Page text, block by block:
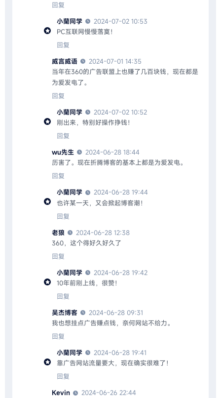
回复
小蘭同学
2024-07-02 10:53
PC互联网慢慢落寞！
回复
威言威语
2024-07-01 14:35
当年在360的广告联盟上也赚了几百块钱，现在都是
为爱发电了。
回复
小蘭同学
2024-07-02 10:52
刚出来，特别好操作挣钱！
回复
wu先生
2024-06-28 18:44
历害了。现在折腾博客的基本上都是为爱发电。
回复
小蘭同学
2024-06-28 19:44
也许某一天，又会掀起博客潮！
回复
老狼
2024-06-28 12:38
360，这个得好久好久了
回复
小蘭同学
2024-06-28 19:42
10年前刚上线，很赞！
回复
吴杰博客
2024-06-28 09:31
我也想挂点广告赚点钱，奈何网站不给力。
回复
小蘭同学
2024-06-28 19:41
靠广告网站流量要大，现在确实很难了！
回复
Kevin
2024-06-26 22:44